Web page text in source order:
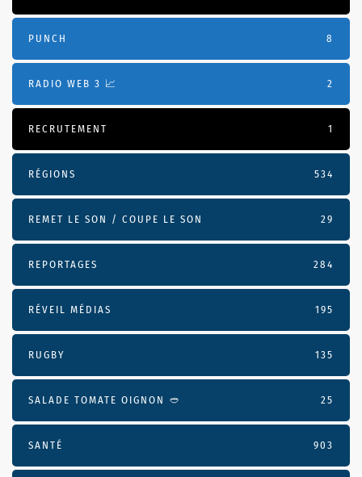
PUNCH 8
RADIO WEB 3 📈 2
RECRUTEMENT 1
RÉGIONS 534
REMET LE SON / COUPE LE SON 29
REPORTAGES 284
RÉVEIL MÉDIAS 195
RUGBY 135
SALADE TOMATE OIGNON 🥙 25
SANTÉ 903